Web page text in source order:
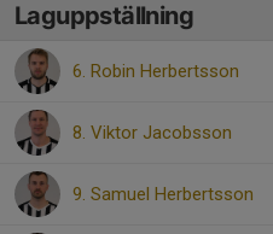
Laguppställning
6. Robin Herbertsson
8. Viktor Jacobsson
9. Samuel Herbertsson